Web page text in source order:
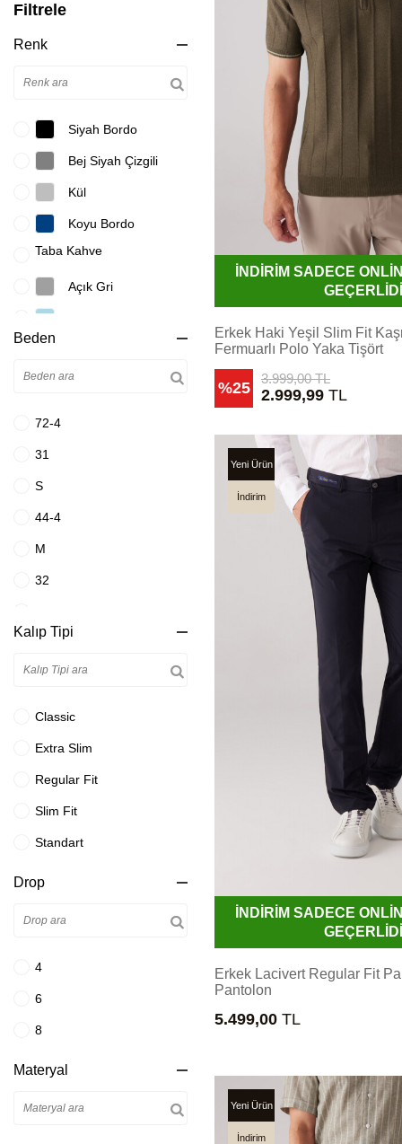
Filtrele
Renk
Siyah Bordo
Bej Siyah Çizgili
Kül
Koyu Bordo
Taba Kahve
Açık Gri
Bej
Ekru
Füme
Gri Bej
Gri Çizgili
Gri Kareli
Gri Krem
Gri Lacivert
Kahverengi
Beden
72-4
31
S
44-4
M
32
L
33
38
46-6
41
Kalıp Tipi
Classic
Extra Slim
Regular Fit
Slim Fit
Standart
Drop
4
6
8
Materyal
İNDİRİM SADECE
Erkek Haki Yeşil Slim Fit
Fermuarlı Polo Yaka Tişört
%25
3.999,00TL
2.999,99 TL
Yeni Ürün
İndirim
İNDİRİM SADECE
Erkek Lacivert Regular Fit
Pantolon
5.499,00 TL
Yeni Ürün
İndirim